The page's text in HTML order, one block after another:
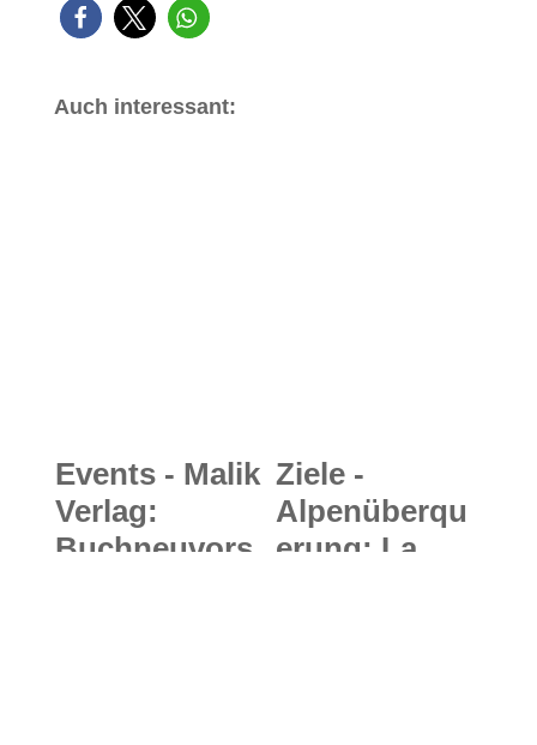
Auch interessant:
Events - Malik
Verlag:
Buchneuvors
Ziele -
Alpenüberqu
erung: La